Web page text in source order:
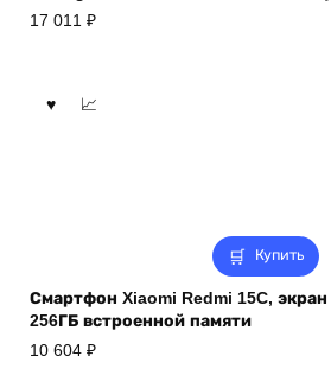
17 011 ₽
Купить
Смартфон Xiaomi Redmi 15C, экран
256ГБ встроенной памяти
10 604 ₽